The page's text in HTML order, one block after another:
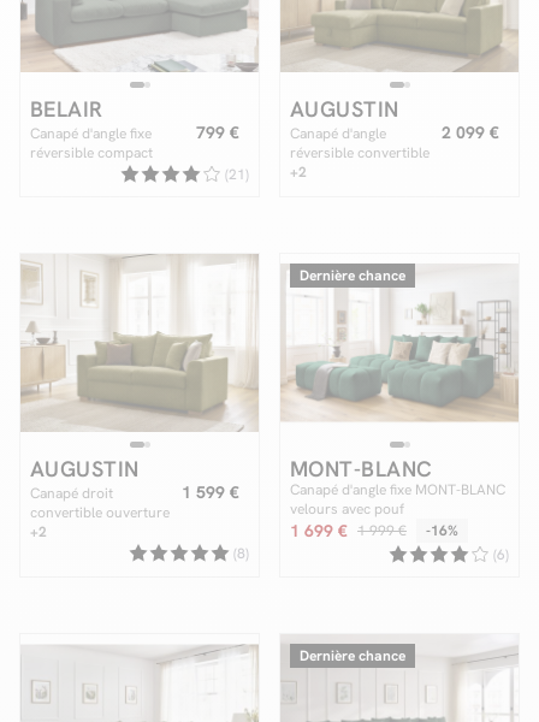
Aide et contact
Conseil sur mesure
Mieux nous connaître
BELAIR
Canapé d'angle fixe
réversible compact
799 €
(21)
AUGUSTIN
Canapé d'angle
réversible convertible
ouverture express
2 099 €
+2
AUGUSTIN
Canapé droit
convertible ouverture
express AUGUSTIN
1 599 €
+2
(8)
Dernière chance
MONT-BLANC
Canapé d'angle fixe MONT-BLANC
velours avec pouf
1 699 € 1 999 €
-16%
(6)
Dernière chance